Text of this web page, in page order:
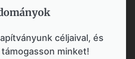
céljaival, és
minket!